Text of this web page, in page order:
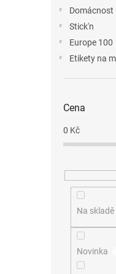
Domácnost
Stick'n
Europe 100
Etikety na
Cena
0 Kč
Na skladě
Novinka